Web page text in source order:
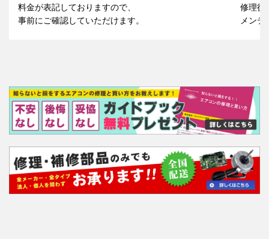
料金が表記しておりますので、
事前にご確認していただけます。
修理後
メンテ